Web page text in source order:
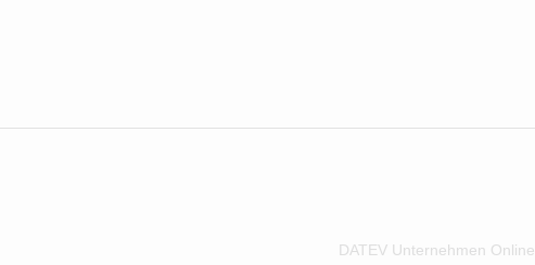
DATEV Unternehmen Online